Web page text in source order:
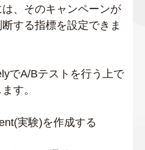
、そのキャンペーンが
する指標を設定できま
でA/Bテストを行う上で
す。
実験)を作成する